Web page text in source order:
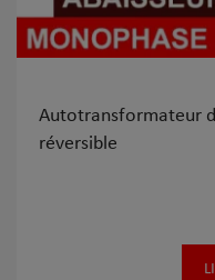
Autotransformateur
réversible